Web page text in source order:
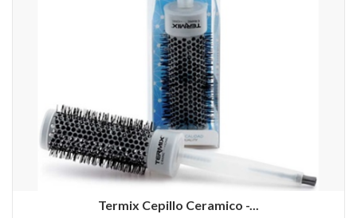
Termix Cepillo Ceramico -...